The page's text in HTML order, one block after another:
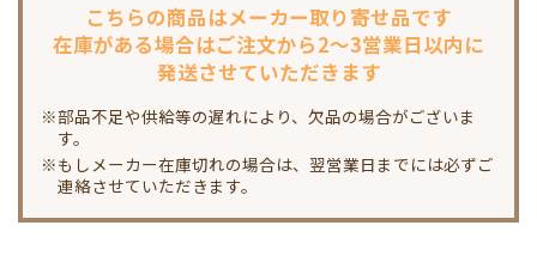
こちらの商品はメーカー取り寄せ品です
在庫がある場合はご注文から2～3営業日以内に
発送させていただきます
※部品不足や供給等の遅れにより、欠品の場合がございま
す。
※もしメーカー在庫切れの場合は、翌営業日までには必ずご
連絡させていただきます。